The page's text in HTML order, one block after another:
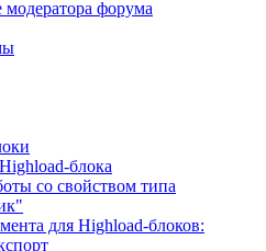
модератора форума
блока
со свойством типа
для Highload-блоков: